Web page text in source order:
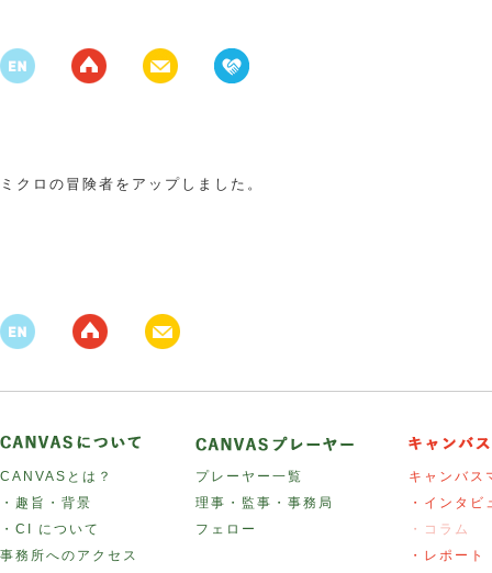
ミクロの冒険者をアップしました。
CANVASとは？
・趣旨・背景
・CI について
事務所へのアクセス
プレーヤー一覧
理事・監事・事務局
フェロー
キャンバス
・インタビ
・コラム
・レポート